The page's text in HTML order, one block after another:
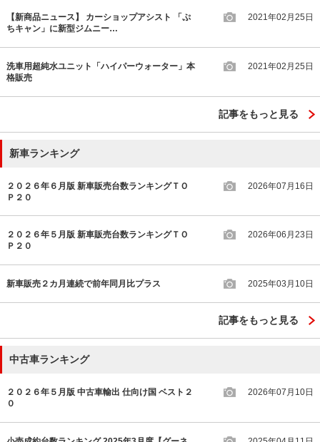
【新商品ニュース】 カーショップアシスト 「ぷ
ちキャン」に新型ジムニー…
2021年02月25日
洗車用超純水ユニット「ハイパーウォーター」本
格販売
2021年02月25日
記事をもっと見る
新車ランキング
２０２６年６月版 新車販売台数ランキングＴＯ
Ｐ２０
2026年07月16日
２０２６年５月版 新車販売台数ランキングＴＯ
Ｐ２０
2026年06月23日
新車販売２カ月連続で前年同月比プラス 2025年03月10日
記事をもっと見る
中古車ランキング
２０２６年５月版 中古車輸出 仕向け国 ベスト２
０
2026年07月10日